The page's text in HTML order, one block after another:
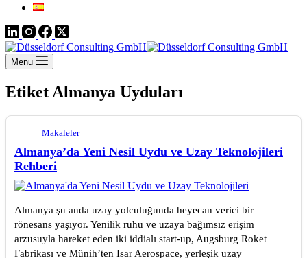
Menu
Etiket Almanya Uyduları
Makaleler
Almanya’da Yeni Nesil Uydu ve Uzay Teknolojileri
Rehberi
Almanya şu anda uzay yolculuğunda heyecan verici bir
rönesans yaşıyor. Yenilik ruhu ve uzaya bağımsız erişim
arzusuyla hareket eden iki iddialı start-up, Augsburg Roket
Fabrikası ve Münih’ten Isar Aerospace, yerleşik uzay